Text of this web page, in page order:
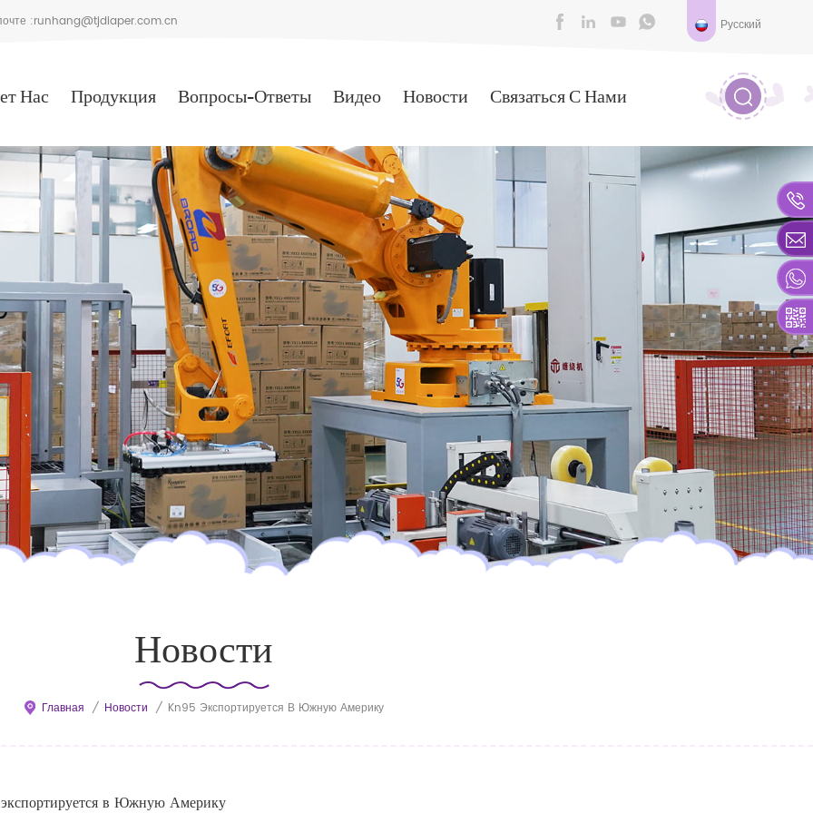
:runhang@tjdiaper.com.cn Русский
Нас Продукция Вопросы-Ответы Видео Новости Связаться С Нами
Новости
Главная / Новости / Kn95 Экспортируется В Южную Америку
в Южную Америку